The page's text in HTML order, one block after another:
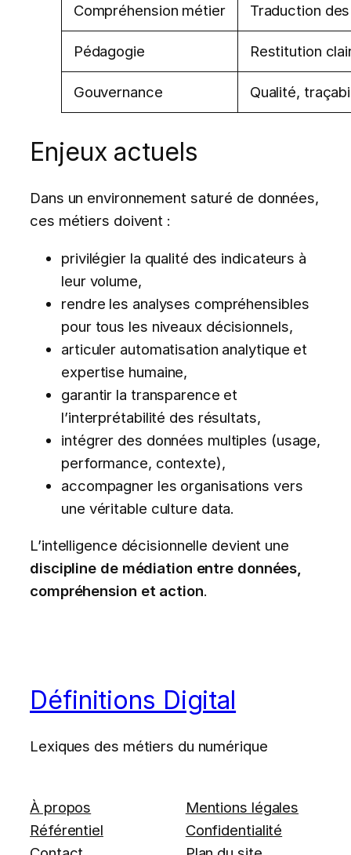
Compréhension métier Traduction
Pédagogie Restitution
Gouvernance Qualité,
Enjeux actuels
Dans un environnement saturé de données,
ces métiers doivent :
privilégier la qualité des indicateurs à
leur volume,
rendre les analyses compréhensibles
pour tous les niveaux décisionnels,
articuler automatisation analytique et
expertise humaine,
garantir la transparence et
l’interprétabilité des résultats,
intégrer des données multiples (usage,
performance, contexte),
accompagner les organisations vers
une véritable culture data.
L’intelligence décisionnelle devient une
discipline de médiation entre données,
compréhension et action.
Définitions Digital
Lexiques des métiers du numérique
À propos
Référentiel
Mentions légales
Confidentialité